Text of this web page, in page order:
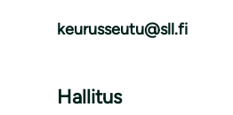
keurusseutu@sll.fi
Hallitus